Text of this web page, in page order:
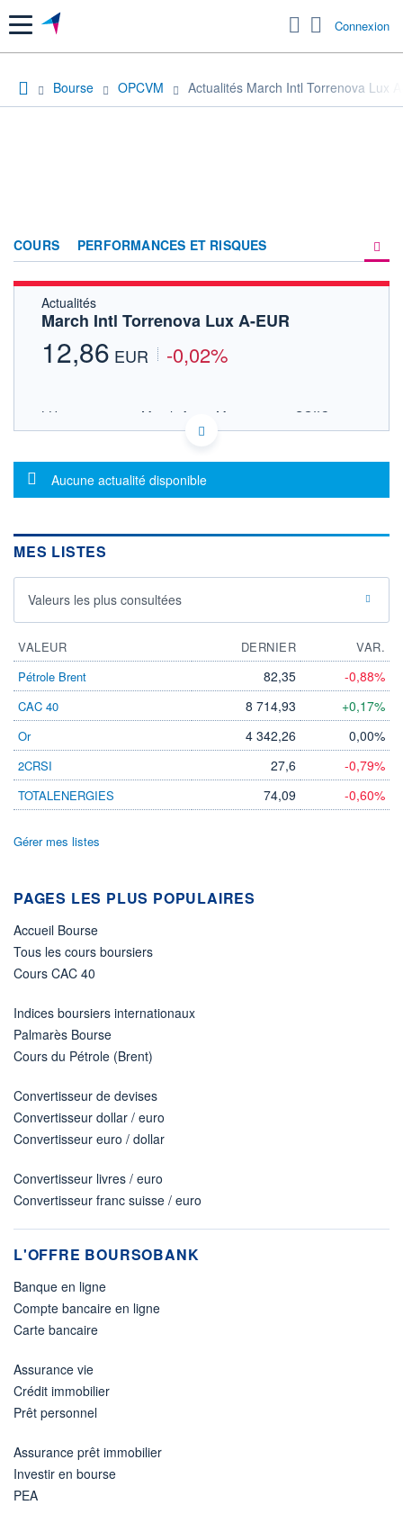
Menu Connexion
Bourse OPCVM Actualités March Intl Torrenova Lux
COURS PERFORMANCES ET RISQUES
Actualités
March Intl Torrenova Lux A-EUR
12,86 EUR -0,02%
LU0566417423 - March Asset Management SGIIC
OPCVM DERNIER COURS CONNU AU 05/08/2026
12,0
12,5
Allocation EUR Prudente -
International
FONDS PARTENAIRES
PEA PEA-PME BOURSOVIE LUX
BOURSOVIE
Non éligible Boursobank
303M / 31.07.26
2/7
Message d'information
Aucune actualité disponible
MES LISTES
Valeurs les plus consultées
VALEUR DERNIER
VAR.
Pétrole Brent
82,35 -0,88%
CAC 40 8 714,93 +0,17%
Or 4 342,26 0,00%
2CRSI 27,6 -0,79%
TOTALENERGIES 74,09 -0,60%
Gérer mes listes
PAGES LES PLUS POPULAIRES
Accueil Bourse
Tous les cours boursiers
Cours CAC 40
Indices boursiers internationaux
Palmarès Bourse
Cours du Pétrole (Brent)
Convertisseur de devises
Convertisseur dollar / euro
Convertisseur euro / dollar
Convertisseur livres / euro
Convertisseur franc suisse / euro
L'OFFRE BOURSOBANK
Banque en ligne
Compte bancaire en ligne
Carte bancaire
Assurance vie
Crédit immobilier
Prêt personnel
Assurance prêt immobilier
Investir en bourse
PEA